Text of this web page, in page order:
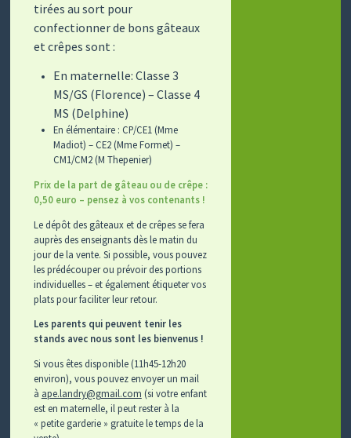
tirées au sort pour
confectionner de bons gâteaux
et crêpes sont :
En maternelle: Classe 3
MS/GS (Florence) – Classe 4
MS (Delphine)
En élémentaire : CP/CE1 (Mme
Madiot) – CE2 (Mme Formet) –
CM1/CM2 (M Thepenier)
Prix de la part de gâteau ou de crêpe :
0,50 euro – pensez à vos contenants !
Le dépôt des gâteaux et de crêpes se fera
auprès des enseignants dès le matin du
jour de la vente. Si possible, vous pouvez
les prédécouper ou prévoir des portions
individuelles – et également étiqueter vos
plats pour faciliter leur retour.
Les parents qui peuvent tenir les
stands avec nous sont les bienvenus !
Si vous êtes disponible (11h45-12h20
environ), vous pouvez envoyer un mail
à ape.landry@gmail.com (si votre enfant
est en maternelle, il peut rester à la
« petite garderie » gratuite le temps de la